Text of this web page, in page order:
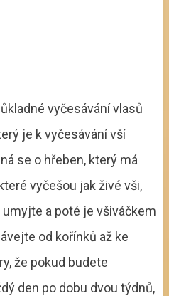
vyčesávání vlasů
je k vyčesávání vší
se o hřeben, který má
vyčešou jak živé vši,
a poté je všiváčkem
od kořínků až ke
že pokud budete
den po dobu dvou týdnů,